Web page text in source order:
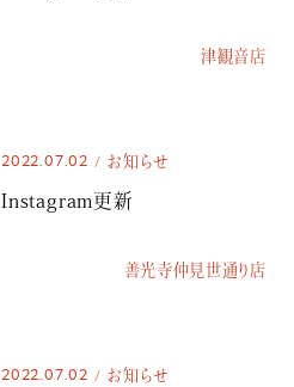
津観音店
2022.07.02 お知らせ
Instagram更新
善光寺仲見世通り店
2022.07.02 お知らせ